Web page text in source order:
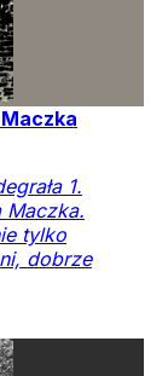
1.
Maczka.
tylko
dobrze